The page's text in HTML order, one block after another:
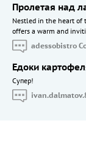
Пролетая над
Nestled in the heart of
offers a warm and
adessobistro
Едоки
Cупер!